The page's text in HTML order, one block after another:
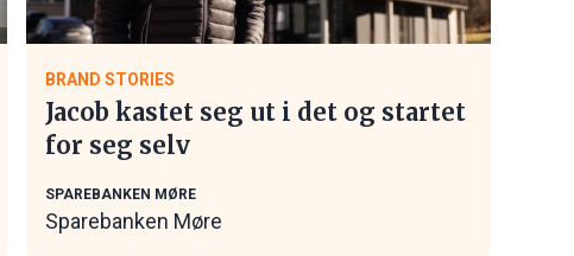
BRAND STORIES
Jacob kastet seg ut i det og startet
for seg selv
SPAREBANKEN MØRE
Sparebanken Møre